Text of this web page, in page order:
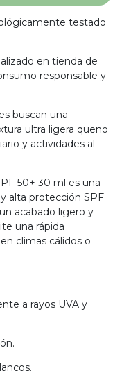
testado
en tienda de
responsable y
buscan una
ultra ligera queno
y actividades al
50+ 30 ml es una
alta protección SPF
acabado ligero y
una rápida
climas cálidos o
a rayos UVA y